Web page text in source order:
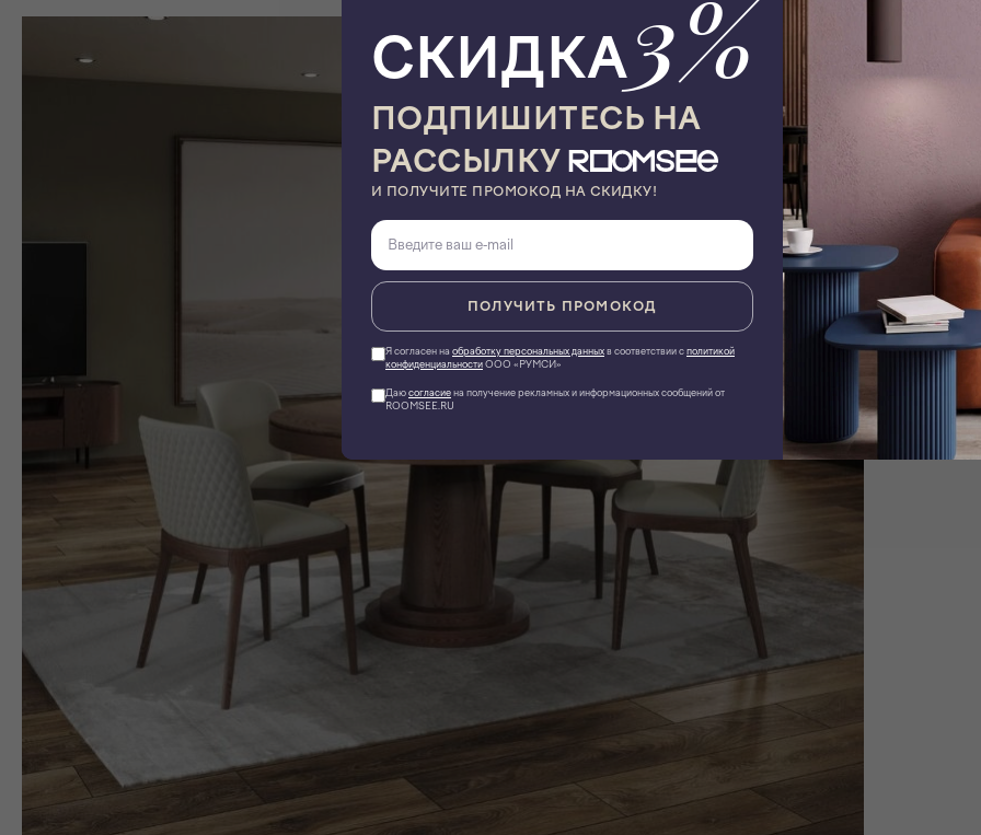
СКИДКА3%
ПОДПИШИТЕСЬ НА
РАССЫЛКУ
И ПОЛУЧИТЕ ПРОМОКОД НА СКИДКУ!
ПОЛУЧИТЬ ПРОМОКОД
Я согласен на обработку персональных данныхв соответствии сполитикой
конфиденциальностиООО «РУМСИ»
Даюсогласиена получение рекламных и информационных сообщений от
ROOMSEE.RU